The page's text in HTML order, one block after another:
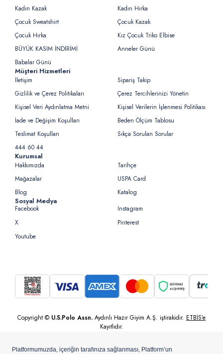
Kadın Kazak
Kadın Hırka
Çocuk Sweatshirt
Çocuk Kazak
Çocuk Hırka
Kız Çocuk Triko Elbise
BÜYÜK KASIM İNDİRİMİ
Anneler Günü
Babalar Günü
Müşteri Hizmetleri
İletişim
Sipariş Takip
Gizlilik ve Çerez Politikaları
Çerez Tercihlerinizi Yönetin
Kişisel Veri Aydınlatma Metni
Kişisel Verilerin İşlenmesi Politikası
İade ve Değişim Koşulları
Beden Ölçüm Tablosu
Teslimat Koşulları
Sıkça Sorulan Sorular
444 60 44
Kurumsal
Hakkımızda
Tarihçe
Mağazalar
USPA Card
Blog
Katalog
Sosyal Medya
Facebook
Instagram
X
Pinterest
Youtube
Copyright © U.S.Polo Assn. Aydınlı Hazır Giyim A.Ş. iştirakidir. ETBİS’e
Kayıtlıdır.